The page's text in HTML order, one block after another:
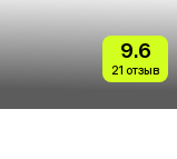
9.6
21 отзыв